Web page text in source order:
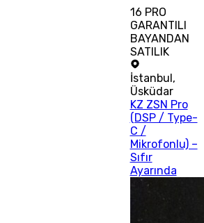
16 PRO
GARANTILI
BAYANDAN
SATILIK
İstanbul,
Üsküdar
KZ ZSN Pro
(DSP / Type-
C /
Mikrofonlu) –
Sıfır
Ayarında